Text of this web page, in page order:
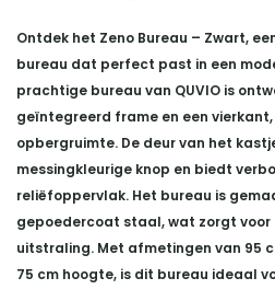
Ontdek het Zeno Bureau – Zwart,
bureau dat perfect past in een
prachtige bureau van QUVIO is
geïntegreerd frame en een
opbergruimte. De deur van het
messingkleurige knop en biedt
reliëfoppervlak. Het bureau is
gepoedercoat staal, wat zorgt voor
uitstraling. Met afmetingen van 95
75 cm hoogte, is dit bureau ideaal